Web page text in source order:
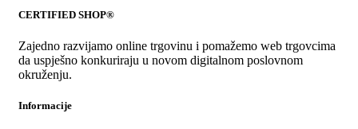
CERTIFIED SHOP®
Zajedno razvijamo online trgovinu i pomažemo web trgovcima
da uspješno konkuriraju u novom digitalnom poslovnom
okruženju.
Informacije